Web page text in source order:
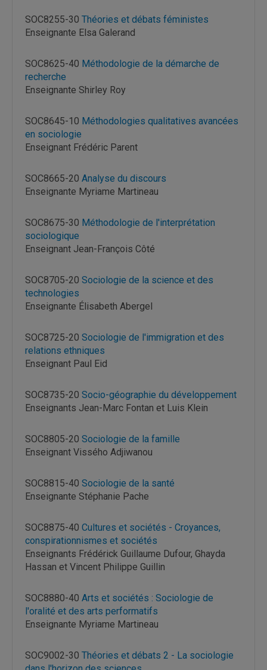
SOC8255-30 Théories et débats féministes
Enseignante Elsa Galerand
SOC8625-40 Méthodologie de la démarche de
recherche
Enseignante Shirley Roy
SOC8645-10 Méthodologies qualitatives avancées
en sociologie
Enseignant Frédéric Parent
SOC8665-20 Analyse du discours
Enseignante Myriame Martineau
SOC8675-30 Méthodologie de l'interprétation
sociologique
Enseignant Jean-François Côté
SOC8705-20 Sociologie de la science et des
technologies
Enseignante Élisabeth Abergel
SOC8725-20 Sociologie de l'immigration et des
relations ethniques
Enseignant Paul Eid
SOC8735-20 Socio-géographie du développement
Enseignants Jean-Marc Fontan et Luis Klein
SOC8805-20 Sociologie de la famille
Enseignant Vissého Adjiwanou
SOC8815-40 Sociologie de la santé
Enseignante Stéphanie Pache
SOC8875-40 Cultures et sociétés - Croyances,
conspirationnismes et sociétés
Enseignants Frédérick Guillaume Dufour, Ghayda
Hassan et Vincent Philippe Guillin
SOC8880-40 Arts et sociétés : Sociologie de
l'oralité et des arts performatifs
Enseignante Myriame Martineau
SOC9002-30 Théories et débats 2 - La sociologie